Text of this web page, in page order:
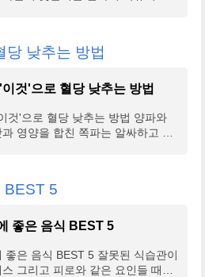
당 낮추는 방법
것'으로 혈당 낮추는 방법
것'으로 혈당 낮추는 방법 양파와
영양을 합친 쪽파는 알싸하고 매
BEST 5
좋은 음식 BEST 5
좋은 음식 BEST 5 잘못된 식습관이
그리고 피로와 같은 요인들 때문